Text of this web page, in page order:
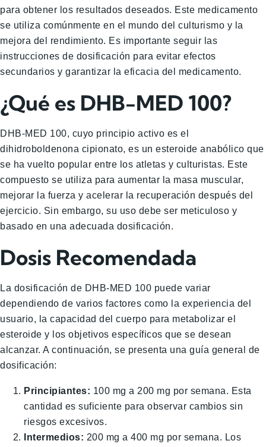
para obtener los resultados deseados. Este medicamento
se utiliza comúnmente en el mundo del culturismo y la
mejora del rendimiento. Es importante seguir las
instrucciones de dosificación para evitar efectos
secundarios y garantizar la eficacia del medicamento.
¿Qué es DHB-MED 100?
DHB-MED 100, cuyo principio activo es el
dihidroboldenona cipionato, es un esteroide anabólico que
se ha vuelto popular entre los atletas y culturistas. Este
compuesto se utiliza para aumentar la masa muscular,
mejorar la fuerza y acelerar la recuperación después del
ejercicio. Sin embargo, su uso debe ser meticuloso y
basado en una adecuada dosificación.
Dosis Recomendada
La dosificación de DHB-MED 100 puede variar
dependiendo de varios factores como la experiencia del
usuario, la capacidad del cuerpo para metabolizar el
esteroide y los objetivos específicos que se desean
alcanzar. A continuación, se presenta una guía general de
dosificación:
Principiantes: 100 mg a 200 mg por semana. Esta
cantidad es suficiente para observar cambios sin
riesgos excesivos.
Intermedios: 200 mg a 400 mg por semana. Los